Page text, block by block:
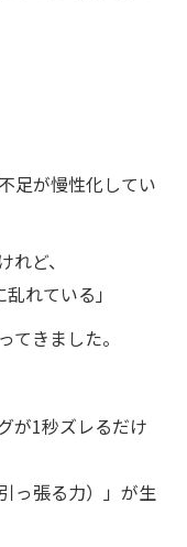
足が慢性化してい
ど、
れている」
てきました。
が1秒ズレるだけ
っ張る力）」が生